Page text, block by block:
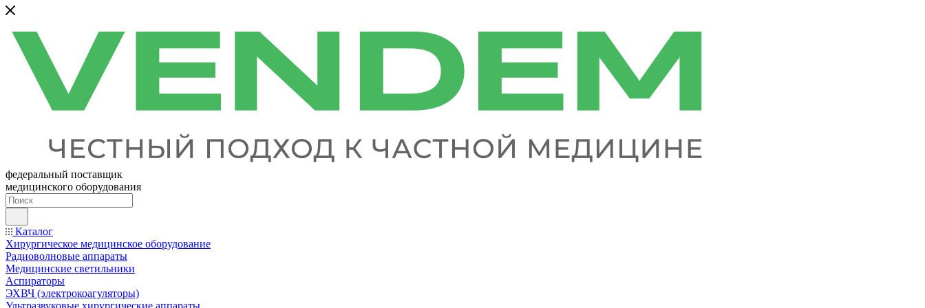
федеральный поставщик
медицинского оборудования
Каталог
Хирургическое медицинское оборудование
Радиоволновые аппараты
Медицинские светильники
Аспираторы
ЭХВЧ (электрокоагуляторы)
Ультразвуковые хирургические аппараты